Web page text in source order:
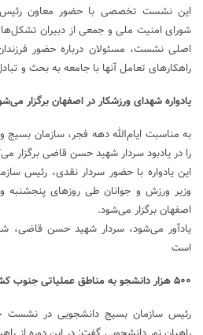
این نشست تخصصی با حضور معاون
شورای امنیت ملی و جمعی از دبیران
اصلی نشست، مسئولان درباره حضور
راهکارهای تعامل آنها با جامعه به بحث و
یادواره شهدای ورزشکار در اصفهان برگزار
به مناسبت ایام‌الله دهه فجر، سازمان بسیج
را در یادبود سردار شهید حسن قاضی برگزار
این یادواره با حضور سردار نقدی، رئیس
اصفهان برگزار می‌شود.
یادآور می‌شود، سردار شهید حسن
است
۵۰۰ هزار دانشجو به مناطق عملیاتی جنوب کشور اعزام می‌شوند